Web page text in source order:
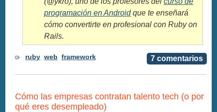
programación en Androidque te enseñará
cómo convertirte en profesional con Ruby on
Rails.
7 comentarios
ruby web framework
Cómo las empresas contratan talento tech (o por
qué eres desempleado)